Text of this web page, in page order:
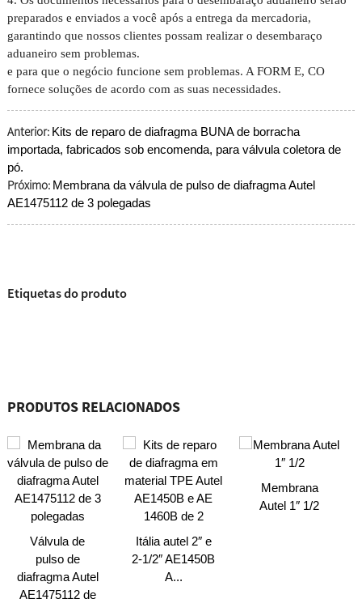
preparados e enviados a você após a entrega da mercadoria,
garantindo que nossos clientes possam realizar o desembaraço
aduaneiro sem problemas.
e para que o negócio funcione sem problemas. A FORM E, CO
fornece soluções de acordo com as suas necessidades.
Anterior: Kits de reparo de diafragma BUNA de borracha
importada, fabricados sob encomenda, para válvula coletora de
pó.
Próximo: Membrana da válvula de pulso de diafragma Autel
AE1475112 de 3 polegadas
Etiquetas do produto
PRODUTOS RELACIONADOS
Válvula de
pulso de
diafragma Autel
AE1475112 de
Itália autel 2″ e
2-1/2″ AE1450B
A...
Membrana
Autel 1″ 1/2